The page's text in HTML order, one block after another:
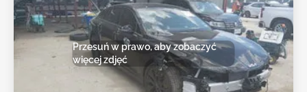
Przesuń w prawo, aby zobaczyć
więcej zdjęć